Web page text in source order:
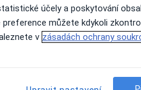
9 Srpen
účely a poskytování
preference můžete kdykoli
v zásadách ochrany